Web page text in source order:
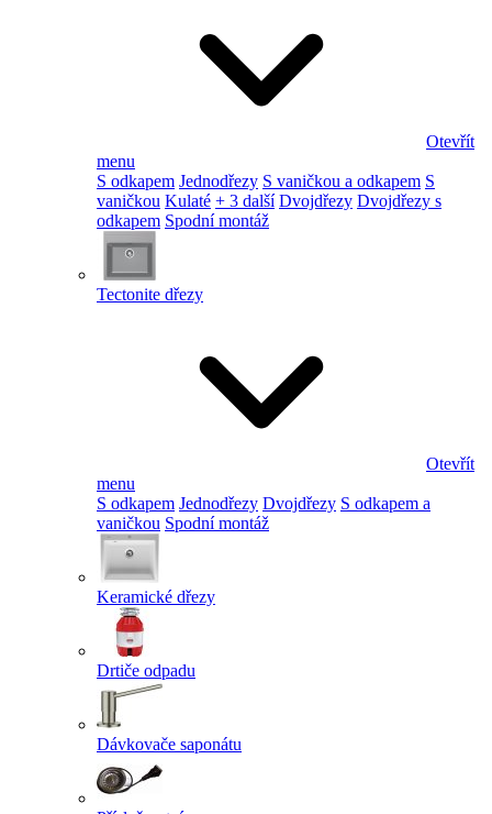
Otevřít
menu
S odkapem Jednodřezy S vaničkou a odkapem S
vaničkou Kulaté + 3 další Dvojdřezy Dvojdřezy s
odkapem Spodní montáž
Tectonite dřezy
Otevřít
menu
S odkapem Jednodřezy Dvojdřezy S odkapem a
vaničkou Spodní montáž
Keramické dřezy
Drtiče odpadu
Dávkovače saponátu